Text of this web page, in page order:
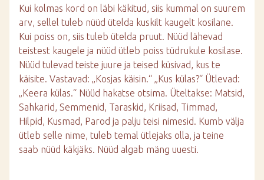
Kui kolmas kord on läbi käkitud, siis kummal on suurem
arv, sellel tuleb nüüd ütelda kuskilt kaugelt kosilane.
Kui poiss on, siis tuleb ütelda pruut. Nüüd lähevad
teistest kaugele ja nüüd ütleb poiss tüdrukule kosilase.
Nüüd tulevad teiste juure ja teised küsivad, kus te
käisite. Vastavad: „Kosjas käisin.“ „Kus külas?“ Ütlevad:
„Keera külas.“ Nüüd hakatse otsima. Üteltakse: Matsid,
Sahkarid, Semmenid, Taraskid, Kriisad, Timmad,
Hilpid, Kusmad, Parod ja palju teisi nimesid. Kumb välja
ütleb selle nime, tuleb temal ütlejaks olla, ja teine
saab nüüd käkjäks. Nüüd algab mäng uuesti.